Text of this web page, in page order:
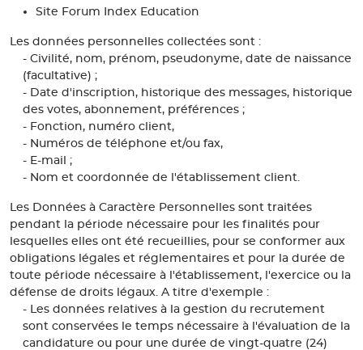
Site Forum Index Education
Les données personnelles collectées sont :
- Civilité, nom, prénom, pseudonyme, date de naissance
(facultative) ;
- Date d'inscription, historique des messages, historique
des votes, abonnement, préférences ;
- Fonction, numéro client,
- Numéros de téléphone et/ou fax,
- E-mail ;
- Nom et coordonnée de l'établissement client.
Les Données à Caractère Personnelles sont traitées
pendant la période nécessaire pour les finalités pour
lesquelles elles ont été recueillies, pour se conformer aux
obligations légales et réglementaires et pour la durée de
toute période nécessaire à l'établissement, l'exercice ou la
défense de droits légaux. A titre d'exemple :
- Les données relatives à la gestion du recrutement
sont conservées le temps nécessaire à l'évaluation de la
candidature ou pour une durée de vingt-quatre (24)